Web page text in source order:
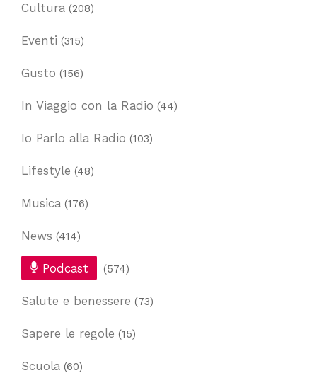
Cultura (208)
Eventi (315)
Gusto (156)
In Viaggio con la Radio (44)
Io Parlo alla Radio (103)
Lifestyle (48)
Musica (176)
News (414)
Podcast (574)
Salute e benessere (73)
Sapere le regole (15)
Scuola (60)